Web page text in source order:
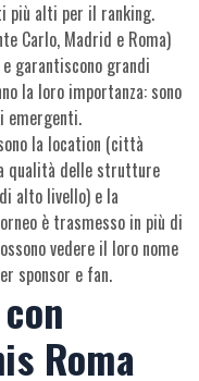
più alti per il ranking.
Carlo, Madrid e Roma)
garantiscono grandi
la loro importanza: sono
emergenti.
la location (città
qualità delle strutture
alto livello) e la
è trasmesso in più di
vedere il loro nome
sponsor e fan.
Roma